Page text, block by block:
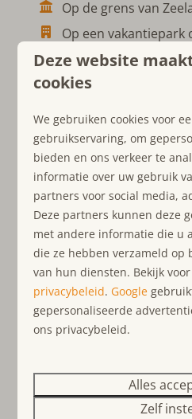
Op de grens van
Op een vakantiepark
Keuze uit
appartementen
Geschikt voor max.
Huisdiervriendelijk
Deze website
cookies
We gebruiken cookies voor
gebruikservaring, om
bieden en ons verkeer te
informatie over uw gebruik
partners voor social media,
Deze partners kunnen deze
met andere informatie die u
die ze hebben verzameld op
van hun diensten. Bekijk
privacybeleid. Google
gepersonaliseerde
ons privacybeleid.
Alles
Zelf